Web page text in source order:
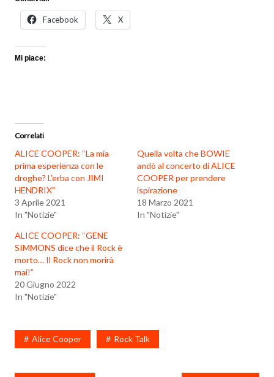
Facebook X
Mi piace:
Correlati
ALICE COOPER: “La mia
prima esperienza con le
droghe? L’erba con JIMI
HENDRIX”
3 Aprile 2021
In "Notizie"
Quella volta che BOWIE
andò al concerto di ALICE
COOPER per prendere
ispirazione
18 Marzo 2021
In "Notizie"
ALICE COOPER: “GENE
SIMMONS dice che il Rock è
morto… Il Rock non morirà
mai!”
20 Giugno 2022
In "Notizie"
Alice Cooper Rock Talk